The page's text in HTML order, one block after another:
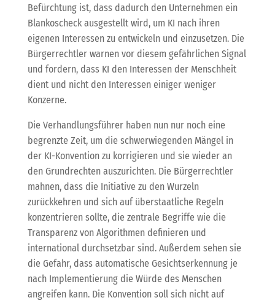
Befürchtung ist, dass dadurch den Unternehmen ein
Blankoscheck ausgestellt wird, um KI nach ihren
eigenen Interessen zu entwickeln und einzusetzen. Die
Bürgerrechtler warnen vor diesem gefährlichen Signal
und fordern, dass KI den Interessen der Menschheit
dient und nicht den Interessen einiger weniger
Konzerne.
Die Verhandlungsführer haben nun nur noch eine
begrenzte Zeit, um die schwerwiegenden Mängel in
der KI-Konvention zu korrigieren und sie wieder an
den Grundrechten auszurichten. Die Bürgerrechtler
mahnen, dass die Initiative zu den Wurzeln
zurückkehren und sich auf überstaatliche Regeln
konzentrieren sollte, die zentrale Begriffe wie die
Transparenz von Algorithmen definieren und
international durchsetzbar sind. Außerdem sehen sie
die Gefahr, dass automatische Gesichtserkennung je
nach Implementierung die Würde des Menschen
angreifen kann. Die Konvention soll sich nicht auf